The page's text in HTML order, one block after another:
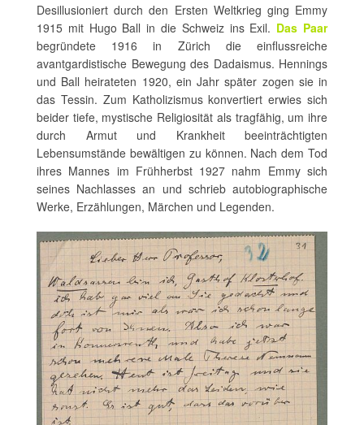
Desillusioniert durch den Ersten Weltkrieg ging Emmy
1915 mit Hugo Ball in die Schweiz ins Exil. Das Paar
begründete 1916 in Zürich die einflussreiche
avantgardistische Bewegung des Dadaismus. Hennings
und Ball heirateten 1920, ein Jahr später zogen sie in
das Tessin. Zum Katholizismus konvertiert erwies sich
beider tiefe, mystische Religiosität als tragfähig, um ihre
durch Armut und Krankheit beeinträchtigten
Lebensumstände bewältigen zu können. Nach dem Tod
ihres Mannes im Frühherbst 1927 nahm Emmy sich
seines Nachlasses an und schrieb autobiographische
Werke, Erzählungen, Märchen und Legenden.